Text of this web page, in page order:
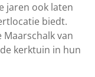
jaren ook laten
biedt.
Maarschalk van
kerktuin in hun